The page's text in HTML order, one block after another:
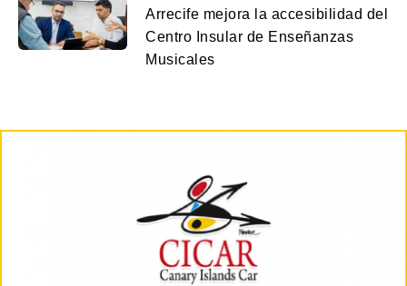
Arrecife mejora la accesibilidad del
Centro Insular de Enseñanzas
Musicales